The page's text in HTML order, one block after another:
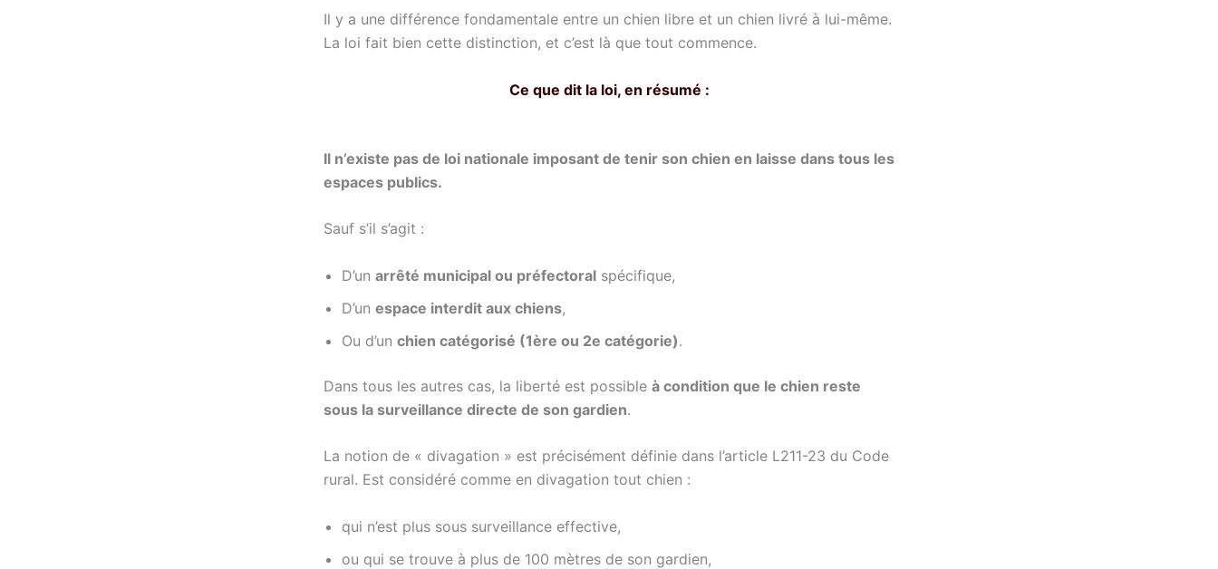
Il y a une différence fondamentale entre un chien libre et un chien livré à lui-même.
La loi fait bien cette distinction, et c’est là que tout commence.
Ce que dit la loi, en résumé :
Il n’existe pas de loi nationale imposant de tenir son chien en laisse dans tous les
espaces publics.
Sauf s’il s’agit :
D’un arrêté municipal ou préfectoral spécifique,
D’un espace interdit aux chiens,
Ou d’un chien catégorisé (1ère ou 2e catégorie).
Dans tous les autres cas, la liberté est possible à condition que le chien reste
sous la surveillance directe de son gardien.
La notion de « divagation » est précisément définie dans l’article L211-23 du Code
rural. Est considéré comme en divagation tout chien :
qui n’est plus sous surveillance effective,
ou qui se trouve à plus de 100 mètres de son gardien,